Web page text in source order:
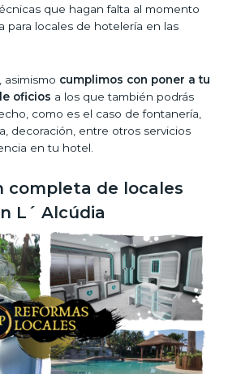
que hagan falta al momento
para locales de hotelería en las
cumplimos con poner a tu
oficios a los que también podrás
como es el caso de fontanería,
decoración, entre otros servicios
en tu hotel.
completa de locales
L´ Alcúdia